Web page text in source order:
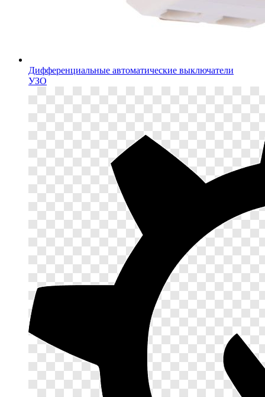
Дифференциальные автоматические выключатели
УЗО